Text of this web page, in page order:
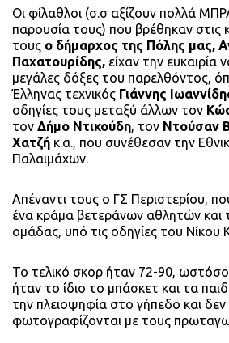
Οι φίλαθλοι (σ.σ αξίζουν πολλά
παρουσία τους) που βρέθηκαν στις
τους ο δήμαρχος της Πόλης μας,
Παχατουρίδης, είχαν την
μεγάλες δόξες του παρελθόντος,
Έλληνας τεχνικός Γιάννης
οδηγίες τους μεταξύ άλλων τον
τον Δήμο Ντικούδη, τον Ντούσαν
Χατζή κ.α., που συνέθεσαν την
Παλαιμάχων.
Απέναντι τους ο ΓΣ Περιστερίου,
ένα κράμα βετεράνων αθλητών και
ομάδας, υπό τις οδηγίες του Νίκου
Το τελικό σκορ ήταν 72-90, ωστόσο
ήταν το ίδιο το μπάσκετ και τα
την πλειοψηφία στο γήπεδο και
φωτογραφίζονται με τους